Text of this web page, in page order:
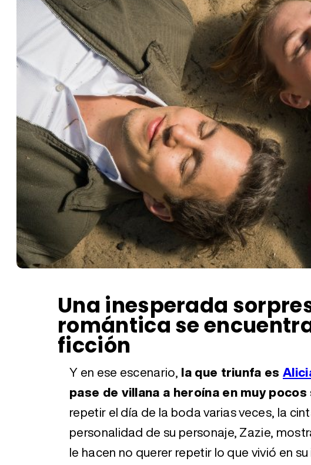
Una inesperada
romántica se
ficción
Y en ese escenario, la que triunfa es
pase de villana a heroína en muy
repetir el día de la boda varias veces, la
personalidad de su personaje, Zazie,
le hacen no querer repetir lo que vivió en